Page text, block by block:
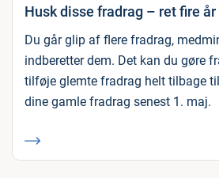
Husk disse fradrag – ret fire år
Du går glip af flere fradrag,
indberetter dem. Det kan du gøre
tilføje glemte fradrag helt tilbage
dine gamle fradrag senest 1. maj.